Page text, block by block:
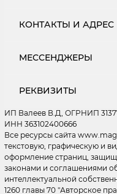
О магазине
Ищем новых
Мы на Wildberries
Мы на Я.Маркете
Политика
Правила
технологий
Быстрые и понятные
КОНТАКТЫ И АДРЕС
(внешняя сторона)
- 29, 30, 31 ворота.
на странице
ordermagnus@ya.ru
Обработка заказов
Склад ПН - ПТ: с
МЕССЕНДЖЕРЫ
MAX
РЕКВИЗИТЫ
ИП Валеев В.Д, ОГРНИП
ИНН 363102400666
Все ресурсы сайта
текстовую, графическую и
оформление страниц,
законами и соглашениями
интеллектуальной
1260 главы 70 "Авторское